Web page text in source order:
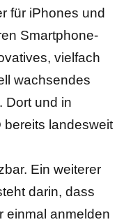
für iPhones und
Smartphone-
vielfach
wachsendes
Dort und in
bereits landesweit
Ein weiterer
darin, dass
einmal anmelden